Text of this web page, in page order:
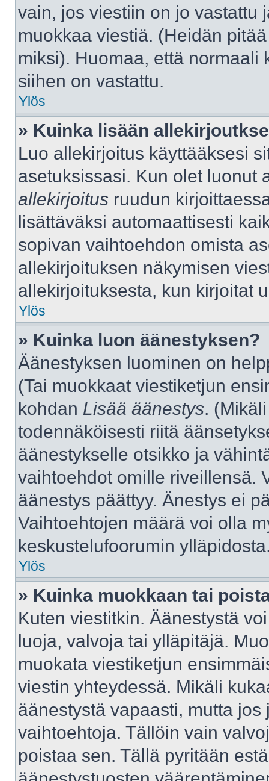
vain, jos viestiin on jo vastattu
muokkaa viestiä. (Heidän
miksi). Huomaa, että normaali
siihen on vastattu.
Ylös
» Kuinka lisään
Luo allekirjoitus käyttääksesi
asetuksissasi. Kun olet luonut
allekirjoitus ruudun
lisättäväksi automaattisesti
sopivan vaihtoehdon omista
allekirjoituksen näkymisen
allekirjoituksesta, kun kirjoitat
Ylös
» Kuinka luon äänestyksen?
Äänestyksen luominen on
(Tai muokkaat viestiketjun
kohdan Lisää äänestys.
todennäköisesti riitä
äänestykselle otsikko ja
vaihtoehdot omille riveillensä.
äänestys päättyy. Änestys ei
Vaihtoehtojen määrä voi olla
keskustelufoorumin
Ylös
» Kuinka muokkaan tai
Kuten viestitkin. Äänestystä
luoja, valvoja tai ylläpitäjä.
muokata viestiketjun
viestin yhteydessä. Mikäli
äänestystä vapaasti, mutta
vaihtoehtoja. Tällöin vain
poistaa sen. Tällä pyritään